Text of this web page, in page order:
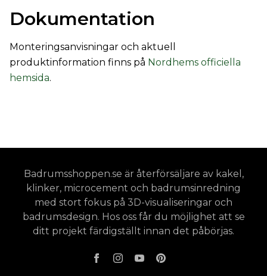
Dokumentation
Monteringsanvisningar och aktuell
produktinformation finns på Nordhems officiella
hemsida.
Badrumsshoppen.se är återförsäljare av kakel,
klinker, microcement och badrumsinredning
med stort fokus på 3D-visualiseringar och
badrumsdesign. Hos oss får du möjlighet att se
ditt projekt färdigställt innan det påbörjas.